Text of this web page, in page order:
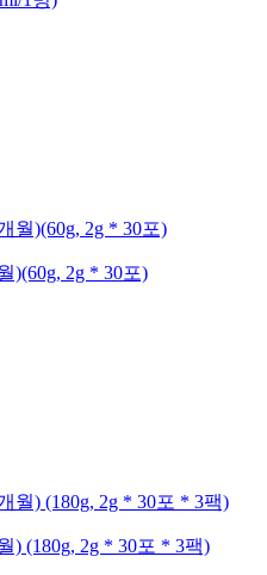
)(60g, 2g * 30포)
) (180g, 2g * 30포 * 3팩)